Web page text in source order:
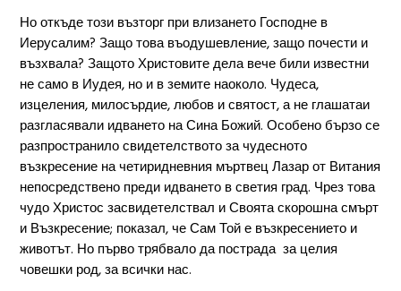
Но откъде този възторг при влизането Господне в
Иерусалим? Защо това въодушевление, защо почести и
възхвала? Защото Христовите дела вече били известни
не само в Иудея, но и в земите наоколо. Чудеса,
изцеления, милосърдие, любов и святост, а не глашатаи
разгласявали идването на Сина Божий. Особено бързо се
разпространило свидетелството за чудесното
възкресение на четиридневния мъртвец Лазар от Витания
непосредствено преди идването в светия град. Чрез това
чудо Христос засвидетелствал и Своята скорошна смърт
и Възкресение; показал, че Сам Той е възкресението и
животът. Но първо трябвало да пострада ­ за целия
човешки род, за всички нас.